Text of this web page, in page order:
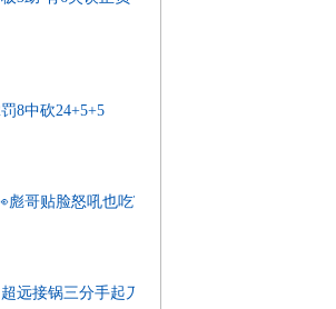
8中砍24+5+5
哥贴脸怒吼也吃T
远接锅三分手起刀落